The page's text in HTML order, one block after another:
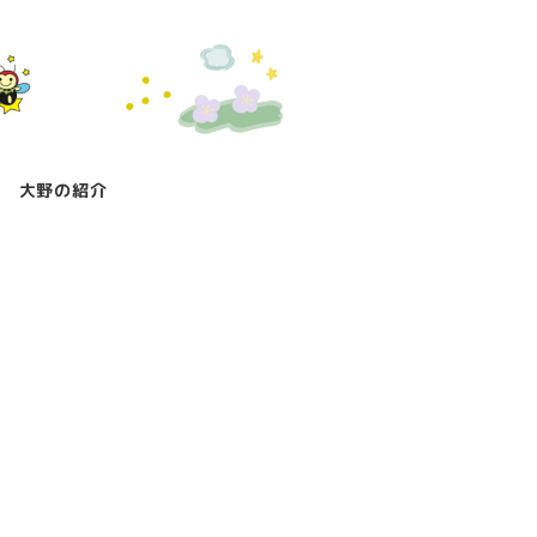
大野の紹介